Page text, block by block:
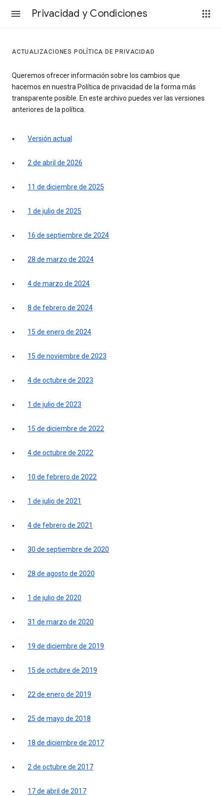
Privacidad y Condiciones
ACTUALIZACIONES POLÍTICA DE PRIVACIDAD
Queremos ofrecer información sobre los cambios que
hacemos en nuestra Política de privacidad de la forma más
transparente posible. En este archivo puedes ver las versiones
anteriores de la política.
Versión actual
2 de abril de 2026
11 de diciembre de 2025
1 de julio de 2025
16 de septiembre de 2024
28 de marzo de 2024
4 de marzo de 2024
8 de febrero de 2024
15 de enero de 2024
15 de noviembre de 2023
4 de octubre de 2023
1 de julio de 2023
15 de diciembre de 2022
4 de octubre de 2022
10 de febrero de 2022
1 de julio de 2021
4 de febrero de 2021
30 de septiembre de 2020
28 de agosto de 2020
1 de julio de 2020
31 de marzo de 2020
19 de diciembre de 2019
15 de octubre de 2019
22 de enero de 2019
25 de mayo de 2018
18 de diciembre de 2017
2 de octubre de 2017
17 de abril de 2017